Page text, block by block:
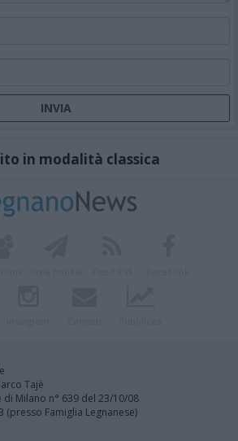
in modalità classica
Tajè
Milano n° 639 del 23/10/08
(presso Famiglia Legnanese)